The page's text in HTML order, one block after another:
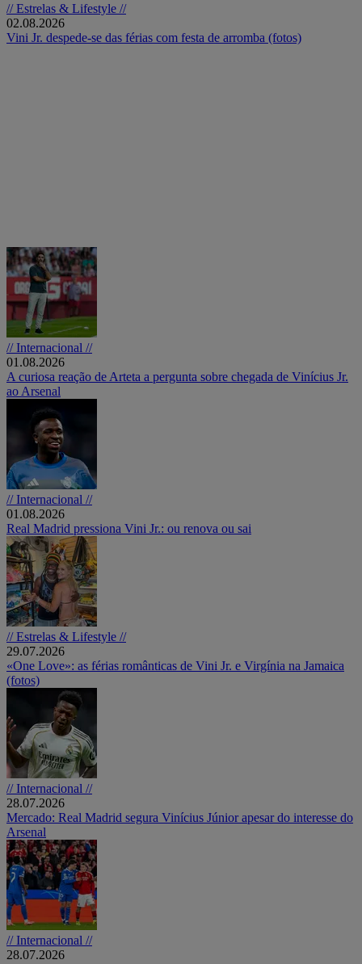
// Estrelas & Lifestyle //
02.08.2026
Vini Jr. despede-se das férias com festa de arromba (fotos)
// Internacional //
01.08.2026
A curiosa reação de Arteta a pergunta sobre chegada de Vinícius Jr.
ao Arsenal
// Internacional //
01.08.2026
Real Madrid pressiona Vini Jr.: ou renova ou sai
// Estrelas & Lifestyle //
29.07.2026
«One Love»: as férias românticas de Vini Jr. e Virgínia na Jamaica
(fotos)
// Internacional //
28.07.2026
Mercado: Real Madrid segura Vinícius Júnior apesar do interesse do
Arsenal
// Internacional //
28.07.2026